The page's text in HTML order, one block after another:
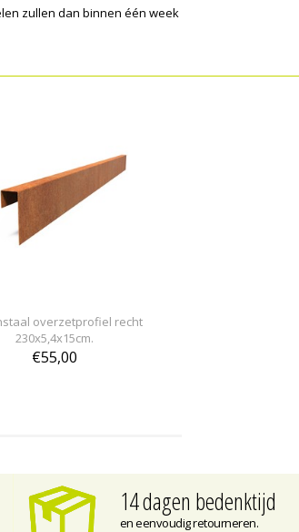
zullen dan binnen één week
overzetprofiel recht
230x5,4x15cm.
€55,00
14 dagen bedenktijd
en eenvoudig retourneren.